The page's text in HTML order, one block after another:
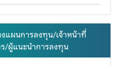
แผนการลงทุน/เจ้าหน้าที่
/ผู้แนะนำการลงทุน